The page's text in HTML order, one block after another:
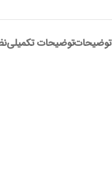
توضیحاتتوضیحات تکمیلی